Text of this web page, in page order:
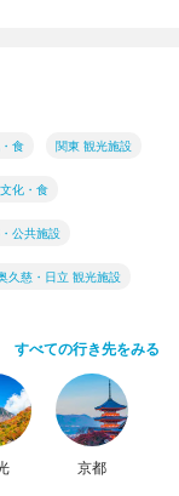
食 関東 観光施設
化・食
公共施設
久慈・日立 観光施設
すべての行き先をみる
京都